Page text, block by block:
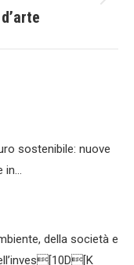
sostenibile: nuove
in…
della società e